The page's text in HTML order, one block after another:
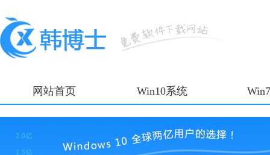
网站首页 Win10系统